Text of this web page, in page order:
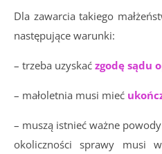
Dla zawarcia takiego
następujące warunki:
– trzeba uzyskać zgodę sądu
– małoletnia musi mieć
– muszą istnieć ważne
okoliczności sprawy musi